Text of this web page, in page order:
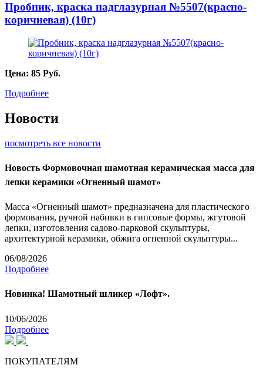
Пробник, краска надглазурная №5507(красно-
коричневая) (10г)
Цена: 85 Руб.
Подробнее
Новости
посмотреть все новости
Новость Формовочная шамотная керамическая масса для
лепки керамики «Огненный шамот»
Масса «Огненный шамот» предназначена для пластического
формования, ручной набивки в гипсовые формы, жгутовой
лепки, изготовления садово-парковой скульптуры,
архитектурной керамики, обжига огненной скульптуры...
06/08/2026
Подробнее
Новинка! Шамотный шликер «Лофт».
10/06/2026
Подробнее
ПОКУПАТЕЛЯМ